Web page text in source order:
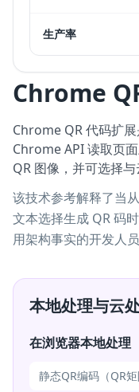
生产率
Chrome
Chrome QR 代码扩
Chrome API 读取页
QR 图像，并可选择与
该技术参考解释了当
文本选择生成 QR 码
用架构事实的开发人
本地处理与云
在浏览器本地处理
静态QR编码（QR矩